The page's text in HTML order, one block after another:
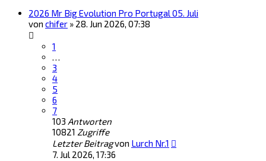
2026 Mr Big Evolution Pro Portugal 05. Juli
von chifer » 28. Jun 2026, 07:38
1
…
3
4
5
6
7
103 Antworten
10821 Zugriffe
Letzter Beitragvon Lurch Nr.1
7. Jul 2026, 17:36